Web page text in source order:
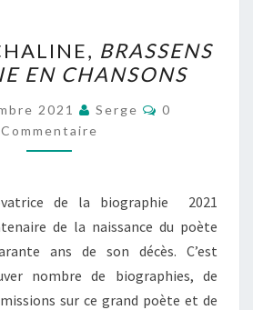
CHALINE,
BRASSENS
–
UNE
VIE
CHANSONS
BRASSENS
EN CHANSONS
2021 Serge
0
Commentaire
de la biographie 2021
de la naissance du poète
ans de son décès. C’est
nombre de biographies, de
sur ce grand poète et de